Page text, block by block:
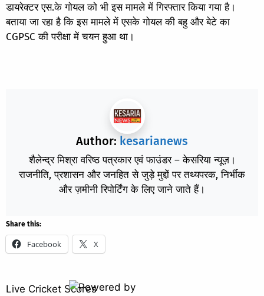
डायरेक्टर एस.के गोयल को भी इस मामले में गिरफ्तार किया गया है।
बताया जा रहा है कि इस मामले में एसके गोयल की बहु और बेटे का
CGPSC की परीक्षा में चयन हुआ था।
Author: kesarianews
शैलेन्द्र मिश्रा वरिष्ठ पत्रकार एवं फाउंडर – केसरिया न्यूज़।
राजनीति, प्रशासन और जनहित से जुड़े मुद्दों पर तथ्यपरक, निर्भीक
और ज़मीनी रिपोर्टिंग के लिए जाने जाते हैं।
Share this:
Facebook X
Live Cricket Scores